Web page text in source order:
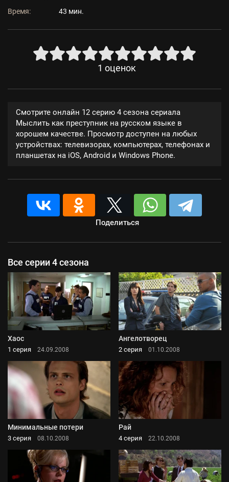
Время:
43 мин.
1 оценок
Смотрите онлайн 12 серию 4 сезона сериала
Мыслить как преступник на русском языке в
хорошем качестве. Просмотр доступен на любых
устройствах: телевизорах, компьютерах, телефонах и
планшетах на iOS, Android и Windows Phone.
Поделиться
Все серии 4 сезона
Хаос
1 серия 24.09.2008
Ангелотворец
2 серия 01.10.2008
Минимальные потери
3 серия 08.10.2008
Рай
4 серия 22.10.2008